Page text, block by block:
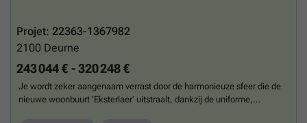
Projet: 22363-1367982
2100 Deurne
243 044 € - 320 248 €
Je wordt zeker aangenaam verrast door de harmonieuze sfeer die de
nieuwe woonbuurt ‘Eksterlaer’ uitstraalt, dankzij de uniforme,